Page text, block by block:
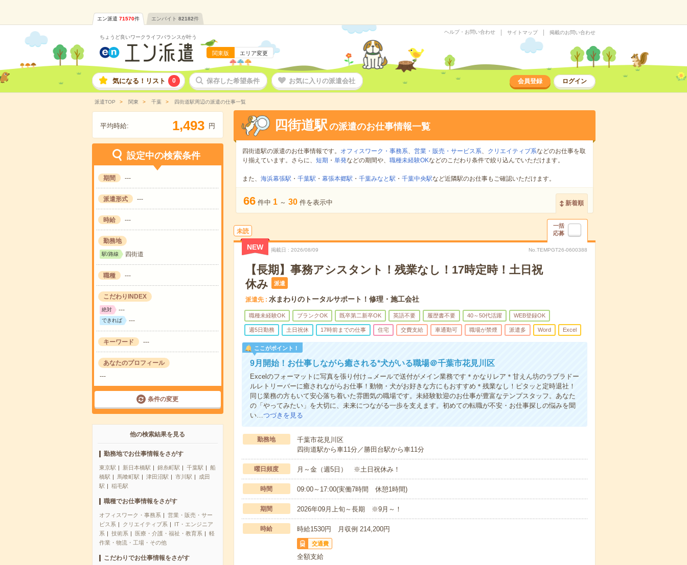
エン派遣 71570件 エンバイト 82182件
ちょうど良いワークライフバランスが叶う
関東版 エリア変更
ヘルプ・お問い合わせ サイトマップ 掲載のお問い合わせ
気になる！リスト 0 保存した希望条件 お気に入りの派遣会社 会員登録 ログイン
派遣TOP 関東 千葉 四街道駅周辺の派遣の仕事一覧
平均時給: 1,493 円
設定中の検索条件
期間 ---
派遣形式 ---
時給 ---
勤務地
駅/路線 四街道
職種 ---
こだわりINDEX
絶対 ---
できれば ---
キーワード ---
あなたのプロフィール
---
条件の変更
他の検索結果を見る
勤務地でお仕事情報をさがす
東京駅 新日本橋駅 錦糸町駅 千葉駅
船
橋駅
馬喰町駅 津田沼駅 市川駅
成田
駅
稲毛駅
職種でお仕事情報をさがす
オフィスワーク・事務系
営業・販売・サー
ビス系
クリエイティブ系
IT・エンジニア
系
技術系 医療・介護・福祉・教育系
軽
作業・物流・工場・その他
こだわりでお仕事情報をさがす
四街道駅の派遣のお仕事情報一覧
四街道駅の派遣のお仕事情報です。 オフィスワーク・事務系、 営業・販売・サービス系、 クリエイティブ系などのお仕事を取
り揃えています。さらに、 短期 ・ 単発などの期間や、 職種未経験OKなどのこだわり条件で絞り込んでいただけます。
また、 海浜幕張駅 ・ 千葉駅 ・ 幕張本郷駅 ・ 千葉みなと駅 ・ 千葉中央駅など近隣駅のお仕事もご確認いただけます。
66 件中 1 ～ 30 件を表示中 新着順
未読
一括
応募
NEW 掲載日 2026/08/09 No.TEMPGT26-0600388
【長期】事務アシスタント！残業なし！17時定時！土日祝
休み
派遣
派遣先 水まわりのトータルサポート！修理・施工会社
職種未経験OK ブランクOK 既卒第二新卒OK 英語不要 履歴書不要 40～50代活躍 WEB登録OK
週5日勤務 土日祝休 17時前までの仕事 住宅 交費支給 車通勤可 職場が禁煙 派遣多 Word Excel
ここがポイント！
9月開始！お仕事しながら癒される*犬がいる職場＠千葉市花見川区
Excelのフォーマットに写真を張り付け→メールで送付がメイン業務です＊かなりレア＊甘えん坊のラブラドー
ルレトリーバーに癒されながらお仕事！動物・犬がお好きな方にもおすすめ＊残業なし！ピタッと定時退社！
同じ業務の方もいて安心落ち着いた雰囲気の職場です。未経験歓迎のお仕事が豊富なテンプスタッフ。あなた
の「やってみたい」を大切に、未来につながる一歩を支えます。初めての転職が不安・お仕事探しの悩みを聞
い…つづきを見る
勤務地
千葉市花見川区
四街道駅から車11分／勝田台駅から車11分
曜日頻度 月～金（週5日） ※土日祝休み！
時間 09:00～17:00(実働7時間 休憩1時間)
期間 2026年09月上旬～長期 ※9月～！
時給 時給1530円 月収例 214,200円
交通費
全額支給